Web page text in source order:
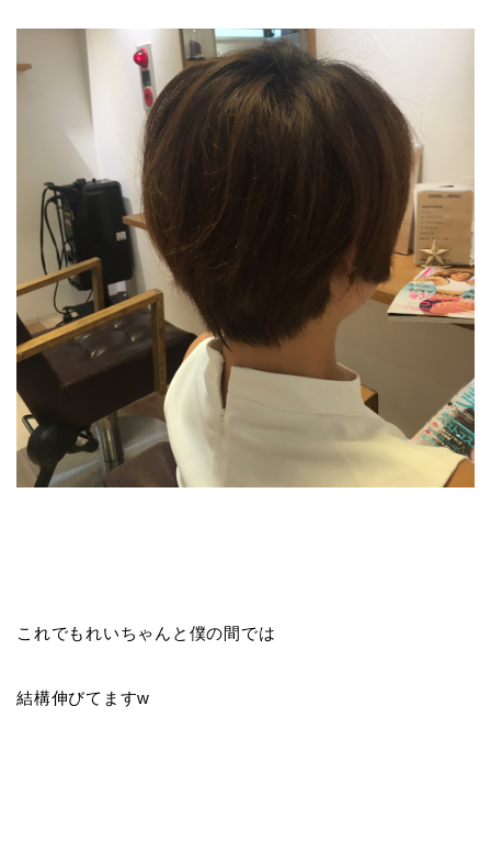
これでもれいちゃんと僕の間では
結構伸びてますw